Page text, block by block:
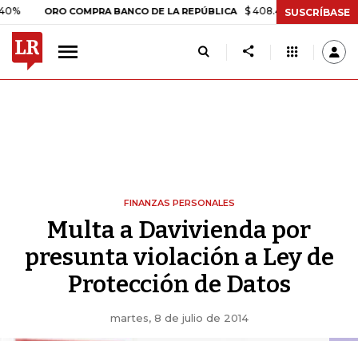
ORO COMPRA BANCO DE LA REPÚBLICA $ 408.498,97 +$ 8.753,81
SUSCRÍBASE
FINANZAS PERSONALES
Multa a Davivienda por
presunta violación a Ley de
Protección de Datos
martes, 8 de julio de 2014